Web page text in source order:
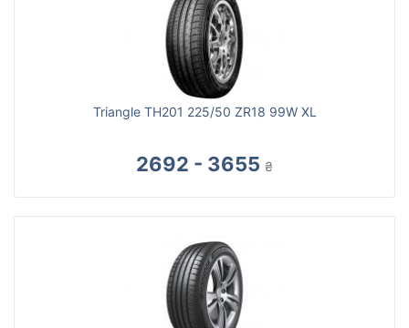
Triangle TH201 225/50 ZR18 99W XL
2692 - 3655 ₴